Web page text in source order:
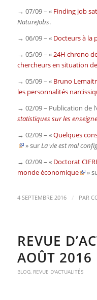
→ 07/09 – « Finding job
NatureJobs.
→ 06/09 – « Docteurs à la
→ 05/09 – «24H chrono
chercheurs en situation
→ 05/09 – « Bruno
les personnalités
→ 02/09 – Publication de
statistiques sur les
→ 02/09 – «Quelques
» surLa vie est mal
→ 02/09 – « Doctorat
monde économique
»
4 SEPTEMBRE 2016 / PAR
REVUE
AOÛT 2016
BLOG, REVUE D'ACTUALITÉS